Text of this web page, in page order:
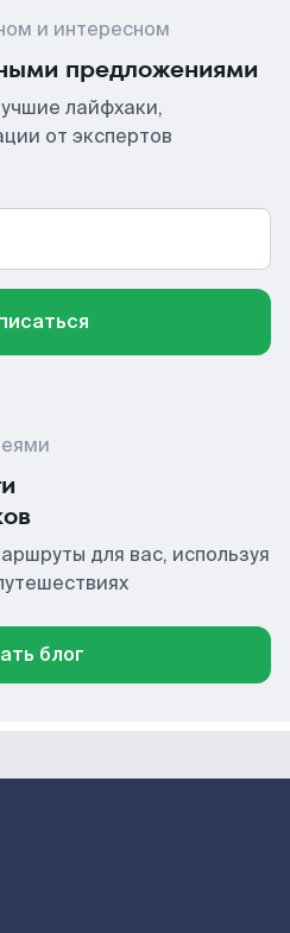
и интересном
предложениями
лайфхаки,
от экспертов
для вас, используя
блог